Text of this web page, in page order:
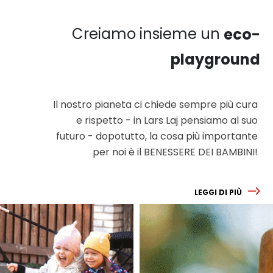
semplice accessorio da gioco; è un terreno fertile in
cui far crescere i semi dell’amicizia, della creatività e
Creiamo insieme un eco-
playground
Il nostro pianeta ci chiede sempre più cura
e rispetto - in Lars Laj pensiamo al suo
futuro - dopotutto, la cosa più importante
per noi è il BENESSERE DEI BAMBINI!
LEGGI DI PIÙ